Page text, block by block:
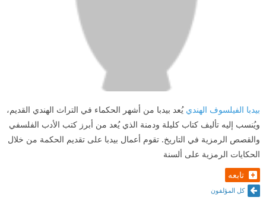
بيدبا الفيلسوف الهندي يُعد بيدبا من أشهر الحكماء في التراث الهندي القديم،
ويُنسب إليه تأليف كتاب كليلة ودمنة الذي يُعد من أبرز كتب الأدب الفلسفي
والقصص الرمزية في التاريخ. تقوم أعمال بيدبا على تقديم الحكمة من خلال
الحكايات الرمزية على ألسنة
تابعه
كل المؤلفون